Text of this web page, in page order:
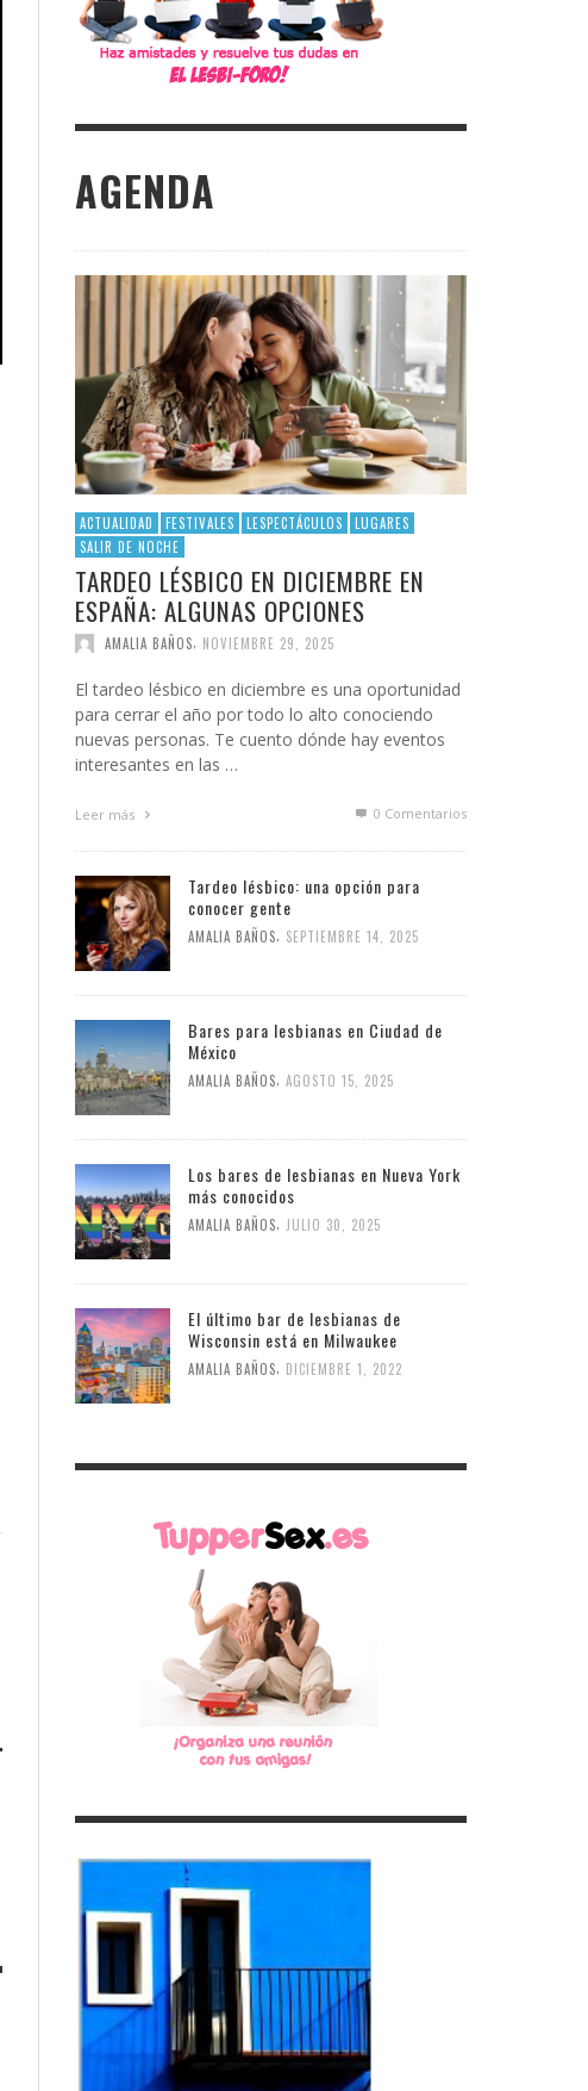
AGENDA
ACTUALIDAD FESTIVALES LESPECTÁCULOS
LUGARES
SALIR DE NOCHE
TARDEO LÉSBICO EN DICIEMBRE EN
ESPAÑA: ALGUNAS OPCIONES
AMALIA BAÑOS, NOVIEMBRE 29, 2025
El tardeo lésbico en diciembre es una oportunidad
para cerrar el año por todo lo alto conociendo
nuevas personas. Te cuento dónde hay eventos
interesantes en las …
Leer más 0 Comentarios
Tardeo lésbico: una opción para
conocer gente
AMALIA BAÑOS SEPTIEMBRE 14, 2025
Bares para lesbianas en Ciudad de
México
AMALIA BAÑOS AGOSTO 15, 2025
Los bares de lesbianas en Nueva York
más conocidos
AMALIA BAÑOS JULIO 30, 2025
El último bar de lesbianas de
Wisconsin está en Milwaukee
AMALIA BAÑOS DICIEMBRE 1, 2022